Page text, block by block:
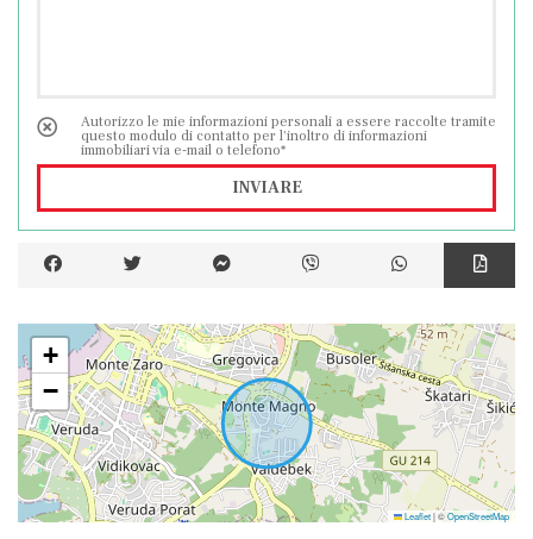
Autorizzo le mie informazioni personali a essere raccolte tramite
questo modulo di contatto per l'inoltro di informazioni
immobiliari via e-mail o telefono*
INVIARE
+
−
Leaflet|©OpenStreetMap